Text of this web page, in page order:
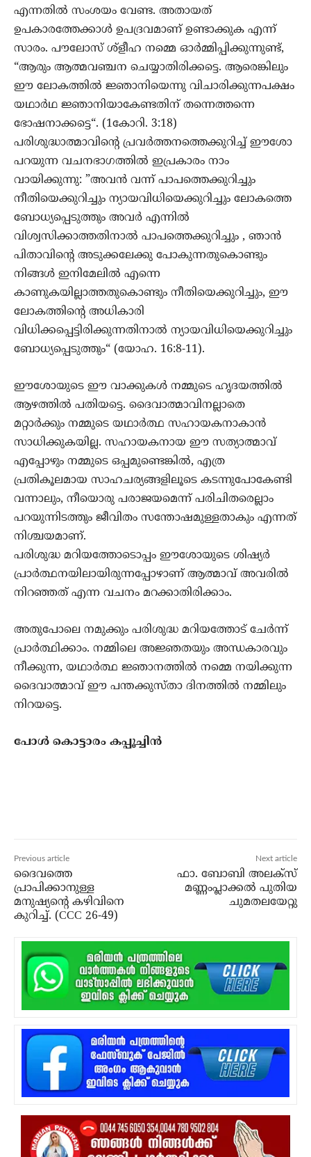
എന്നതിൽ സംശയം വേണ്ട. അതായത്‌
ഉപകാരത്തേക്കാൾ ഉപദ്രവമാണ്‌ ഉണ്ടാക്കുക എന്ന്‌
സാരം. പൗലോസ്‌ ശ്ളീഹ നമ്മെ ഓർമ്മിപ്പിക്കുന്നുണ്ട്‌,
“ആരും ആത്മവഞ്ചന ചെയ്യാതിരിക്കട്ടെ. ആരെങ്കിലും
ഈ ലോകത്തിൽ ജ്ഞാനിയെന്നു വിചാരിക്കുന്നപക്ഷം
യഥാർഥ ജ്ഞാനിയാകേണ്ടതിന്‌ തന്നെത്തന്നെ
ഭോഷനാക്കട്ടെ“. (1കോറി. 3:18)
പരിശുദ്ധാത്മാവിന്റെ പ്രവർത്തനത്തെക്കുറിച്ച്‌ ഈശോ
പറയുന്ന വചനഭാഗത്തിൽ ഇപ്രകാരം നാം
വായിക്കുന്നു: ”അവൻ വന്ന്‌ പാപത്തെക്കുറിച്ചും
നീതിയെക്കുറിച്ചും ന്യായവിധിയെക്കുറിച്ചും ലോകത്തെ
ബോധ്യപ്പെടുത്തും അവർ എന്നിൽ
വിശ്വസിക്കാത്തതിനാൽ പാപത്തെക്കുറിച്ചും , ഞാൻ
പിതാവിന്റെ അടുക്കലേക്കു പോകുന്നതുകൊണ്ടും
നിങ്ങൾ ഇനിമേലിൽ എന്നെ
കാണുകയില്ലാത്തതുകൊണ്ടും നീതിയെക്കുറിച്ചും, ഈ
ലോകത്തിന്റെ അധികാരി
വിധിക്കപ്പെട്ടിരിക്കുന്നതിനാൽ ന്യായവിധിയെക്കുറിച്ചും
ബോധ്യപ്പെടുത്തും“ (യോഹ. 16:8-11).
ഈശോയുടെ ഈ വാക്കുകൾ നമ്മുടെ ഹൃദയത്തിൽ
ആഴത്തിൽ പതിയട്ടെ. ദൈവാത്മാവിനല്ലാതെ
മറ്റാർക്കും നമ്മുടെ യഥാർത്ഥ സഹായകനാകാൻ
സാധിക്കുകയില്ല. സഹായകനായ ഈ സത്യാത്മാവ്‌
എപ്പോഴും നമ്മുടെ ഒപ്പമുണ്ടെങ്കിൽ, എത്ര
പ്രതികൂലമായ സാഹചര്യങ്ങളിലൂടെ കടന്നുപോകേണ്ടി
വന്നാലും, നീയൊരു പരാജയമെന്ന്‌ പരിചിതരെല്ലാം
പറയുന്നിടത്തും ജീവിതം സന്തോഷമുള്ളതാകും എന്നത്‌
നിശ്ചയമാണ്‌.
പരിശുദ്ധ മറിയത്തോടൊപ്പം ഈശോയുടെ ശിഷ്യർ
പ്രാർത്ഥനയിലായിരുന്നപ്പോഴാണ്‌ ആത്മാവ്‌ അവരിൽ
നിറഞ്ഞത്‌ എന്ന വചനം മറക്കാതിരിക്കാം.
അതുപോലെ നമുക്കും പരിശുദ്ധ മറിയത്തോട്‌ ചേർന്ന്‌
പ്രാർത്ഥിക്കാം. നമ്മിലെ അജ്ഞതയും അന്ധകാരവും
നീക്കുന്ന, യഥാർത്ഥ ജ്ഞാനത്തിൽ നമ്മെ നയിക്കുന്ന
ദൈവാത്മാവ്‌ ഈ പന്തക്കുസ്താ ദിനത്തിൽ നമ്മിലും
നിറയട്ടെ.
പോൾ കൊട്ടാരം കപ്പൂച്ചിൻ
Previous article
ദൈവത്തെ
പ്രാപിക്കാനുള്ള
മനുഷ്യൻ്റെ കഴിവിനെ
കുറിച്ച്. (CCC 26-49)
Next article
ഫാ. ബോബി അലക്‌സ്
മണ്ണംപ്ലാക്കല്‍ പുതിയ
ചുമതലയേറ്റു